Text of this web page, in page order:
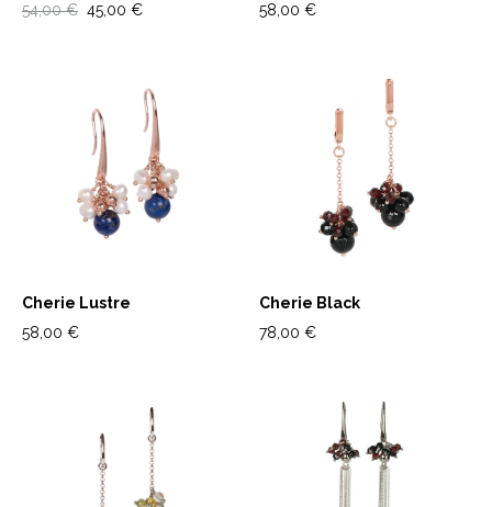
54,00 € 45,00 €
58,00 €
Cherie Lustre
58,00 €
Cherie Black
78,00 €